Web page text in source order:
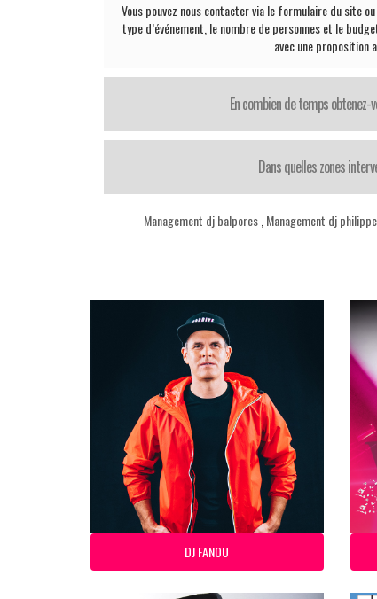
Vous pouvez nous contacter via le formulaire du site
type d’événement, le nombre de personnes et le
avec une proposition
En combien de temps obtenez-
Dans quelles zones
Management dj balpores,Management dj
DJ FANOU